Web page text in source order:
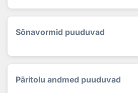
Sõnavormid puuduvad
Päritolu andmed puuduvad